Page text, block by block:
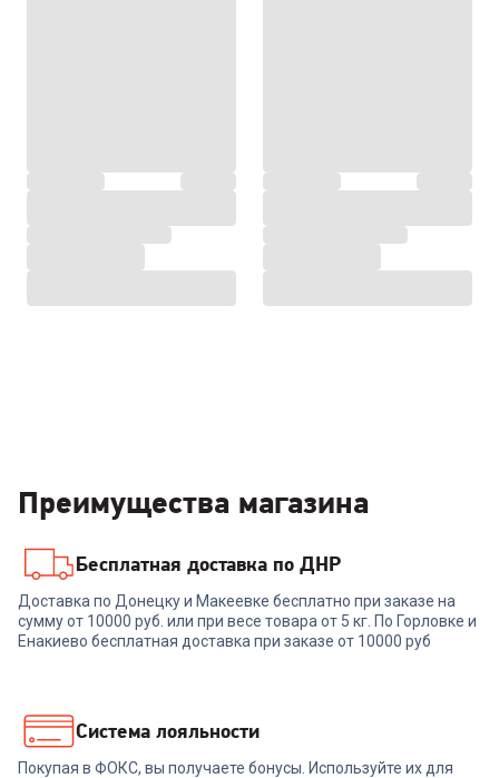
Преимущества магазина
Бесплатная доставка по ДНР
Доставка по Донецку и Макеевке бесплатно при заказе на
сумму от 10000 руб. или при весе товара от 5 кг. По Горловке и
Енакиево бесплатная доставка при заказе от 10000 руб
Система лояльности
Покупая в ФОКС, вы получаете бонусы. Используйте их для